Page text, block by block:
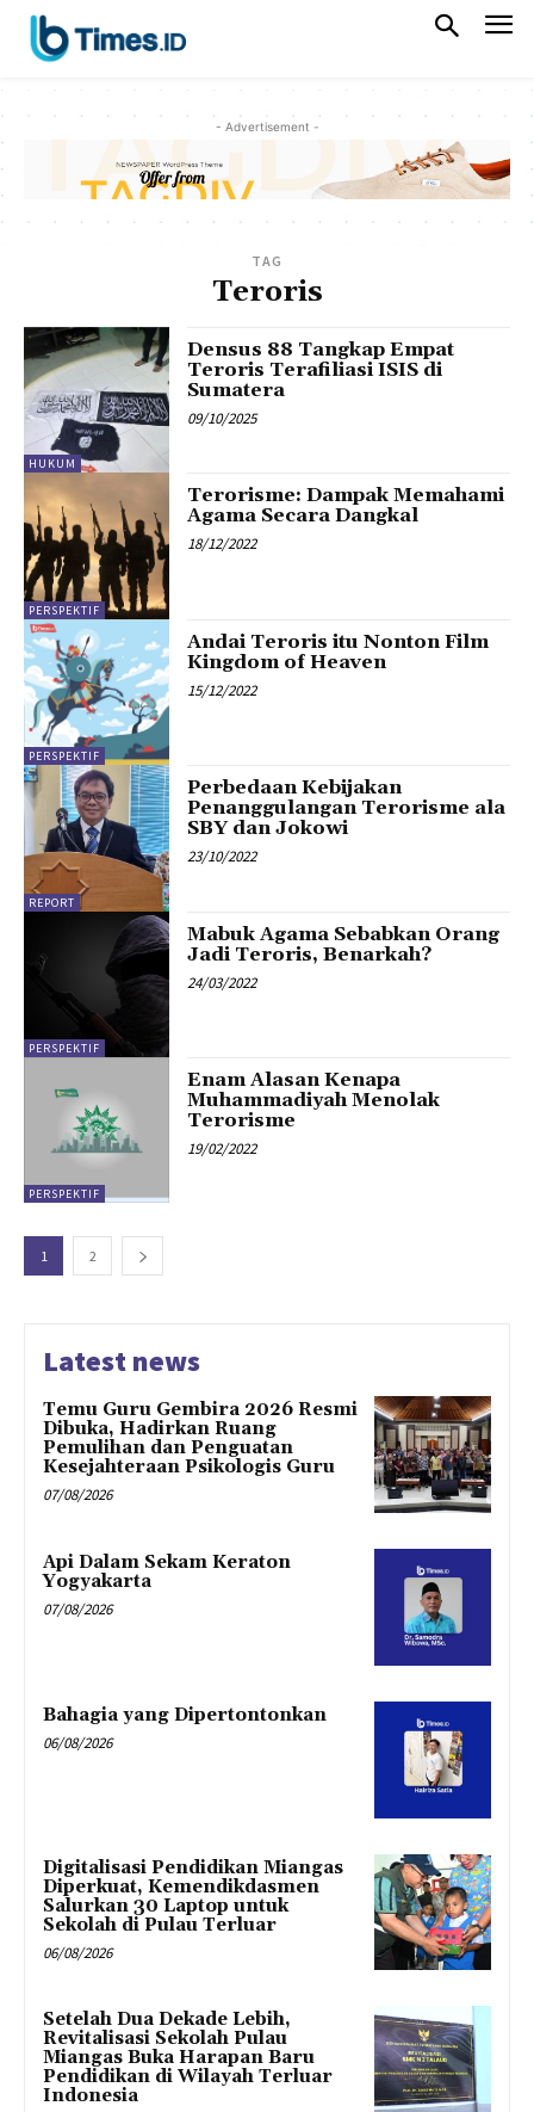
- Advertisement -
TAG
Teroris
HUKUM
Densus 88 Tangkap Empat
Teroris Terafiliasi ISIS di
Sumatera
09/10/2025
PERSPEKTIF
Terorisme: Dampak Memahami
Agama Secara Dangkal
18/12/2022
PERSPEKTIF
Andai Teroris itu Nonton Film
Kingdom of Heaven
15/12/2022
REPORT
Perbedaan Kebijakan
Penanggulangan Terorisme ala
SBY dan Jokowi
23/10/2022
PERSPEKTIF
Mabuk Agama Sebabkan Orang
Jadi Teroris, Benarkah?
24/03/2022
PERSPEKTIF
Enam Alasan Kenapa
Muhammadiyah Menolak
Terorisme
19/02/2022
1 2
Latest news
Temu Guru Gembira 2026 Resmi
Dibuka, Hadirkan Ruang
Pemulihan dan Penguatan
Kesejahteraan Psikologis Guru
07/08/2026
Api Dalam Sekam Keraton
Yogyakarta
07/08/2026
Bahagia yang Dipertontonkan
06/08/2026
Digitalisasi Pendidikan Miangas
Diperkuat, Kemendikdasmen
Salurkan 30 Laptop untuk
Sekolah di Pulau Terluar
06/08/2026
Setelah Dua Dekade Lebih,
Revitalisasi Sekolah Pulau
Miangas Buka Harapan Baru
Pendidikan di Wilayah Terluar
Indonesia